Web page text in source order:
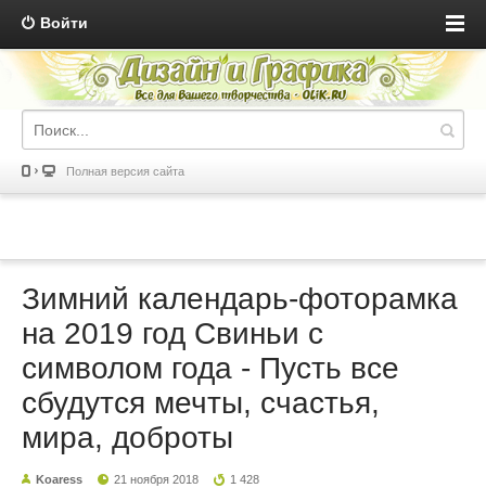
Войти
Полная версия сайта
Зимний календарь-фоторамка
на 2019 год Свиньи с
символом года - Пусть все
сбудутся мечты, счастья,
мира, доброты
Koaress 21 ноября 2018 1 428